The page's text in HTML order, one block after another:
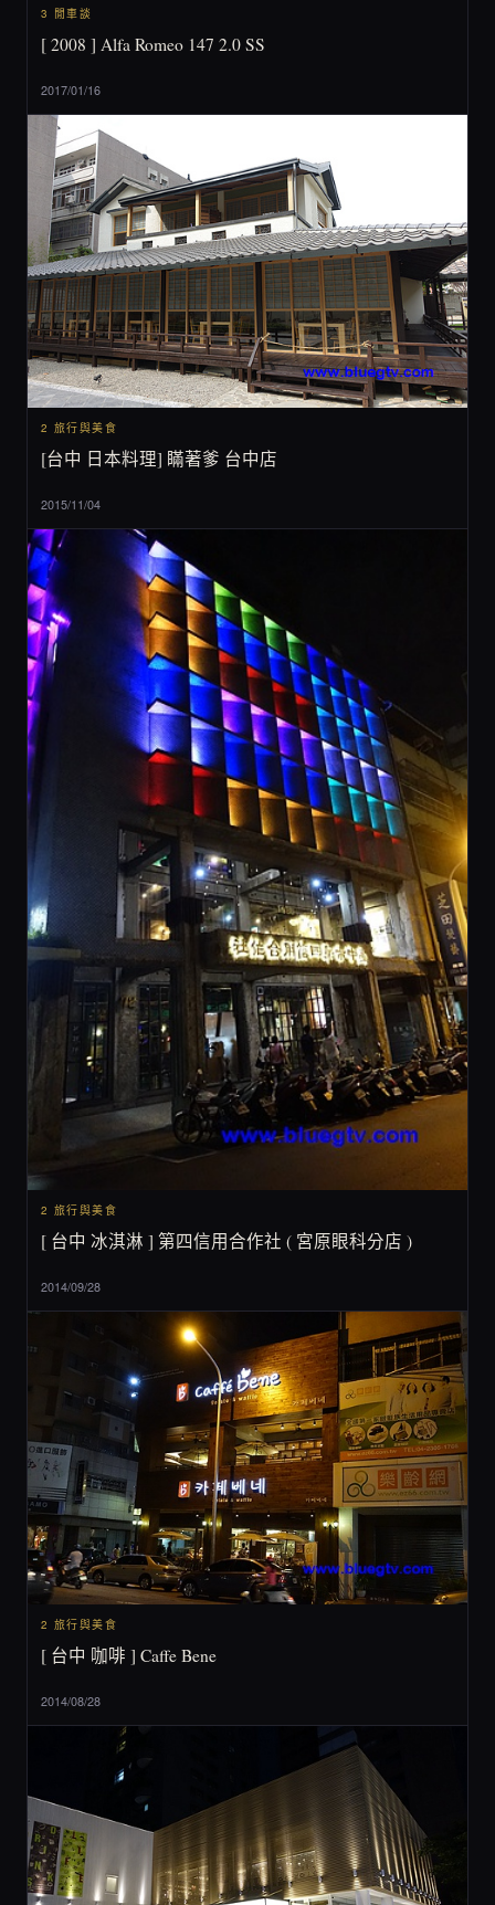
3 閒車談
[ 2008 ] Alfa Romeo 147 2.0 SS
2017/01/16
2 旅行與美食
[台中 日本料理] 瞞著爹 台中店
2015/11/04
2 旅行與美食
[ 台中 冰淇淋 ] 第四信用合作社 ( 宮原眼科分店 )
2014/09/28
2 旅行與美食
[ 台中 咖啡 ] Caffe Bene
2014/08/28